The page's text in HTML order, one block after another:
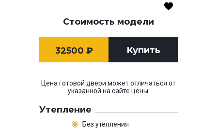
Стоимость модели
32500 ₽ Купить
Цена готовой двери может отличаться от
указанной на сайте цены.
Утепление
Без утепления